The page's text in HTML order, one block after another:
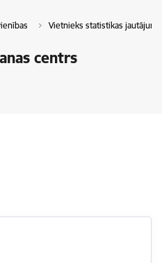
Vietnieks statistikas
centrs